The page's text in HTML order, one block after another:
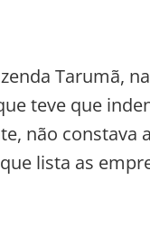
Tarumã,
teve que
não constava
lista as